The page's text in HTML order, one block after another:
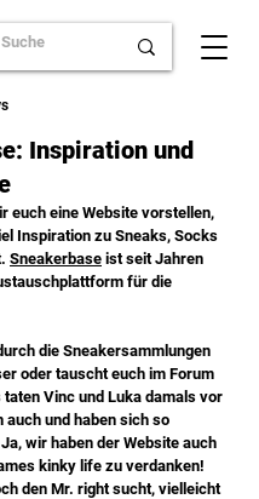
Inspiration und
euch eine Website vorstellen,
Inspiration zu Sneaks, Socks
Sneakerbase ist seit Jahren
für die
die Sneakersammlungen
oder tauscht euch im Forum
taten Vinc und Luka damals vor
und haben sich so
wir haben der Website auch
kinky life zu verdanken!
den Mr. right sucht, vielleicht